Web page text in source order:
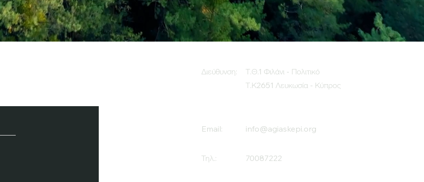
Διεύθυνση:
Τ.Θ.1 Φιλάνι - Πολιτικό
Τ.Κ2651 Λευκωσία - Κύπρος
Email: info@agiaskepi.org
Τηλ.: 70087222